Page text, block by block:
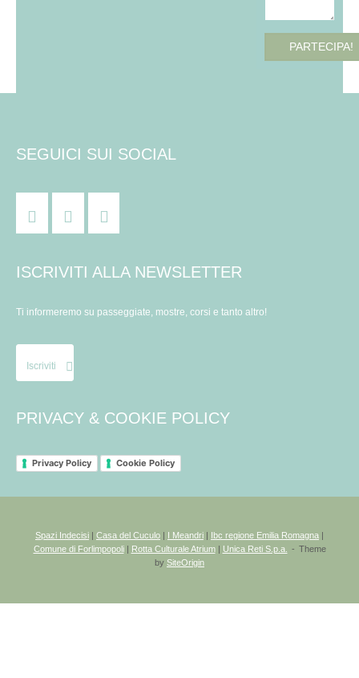
PARTECIPA!
SEGUICI SUI SOCIAL
ISCRIVITI ALLA NEWSLETTER
Ti informeremo su passeggiate, mostre, corsi e tanto altro!
Iscriviti
PRIVACY & COOKIE POLICY
Privacy Policy Cookie Policy
Spazi Indecisi | Casa del Cuculo | I Meandri | Ibc regione Emilia Romagna |
Comune di Forlimpopoli| Rotta Culturale Atrium| Unica Reti S.p.a.
Theme
by SiteOrigin